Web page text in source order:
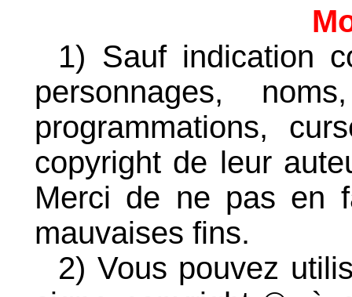
1) Sauf indication
personnages,
programmations,
copyright de leur
Merci de ne pas en
mauvaises fins.
2) Vous pouvez